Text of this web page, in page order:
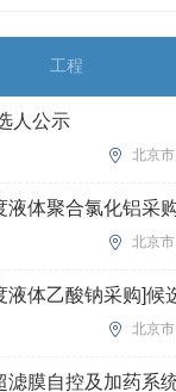
工程
人公示
北京市
体聚合氯化铝采
北京市
液体乙酸钠采购]候
北京市
膜自控及加药系